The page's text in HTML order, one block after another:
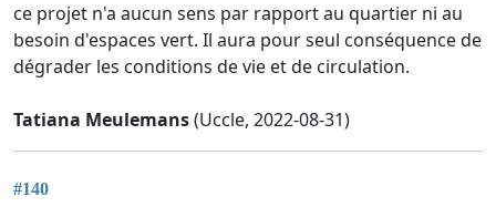
ce projet n'a aucun sens par rapport au quartier ni au
besoin d'espaces vert. Il aura pour seul conséquence de
dégrader les conditions de vie et de circulation.
Tatiana Meulemans(Uccle, 2022-08-31)
#140